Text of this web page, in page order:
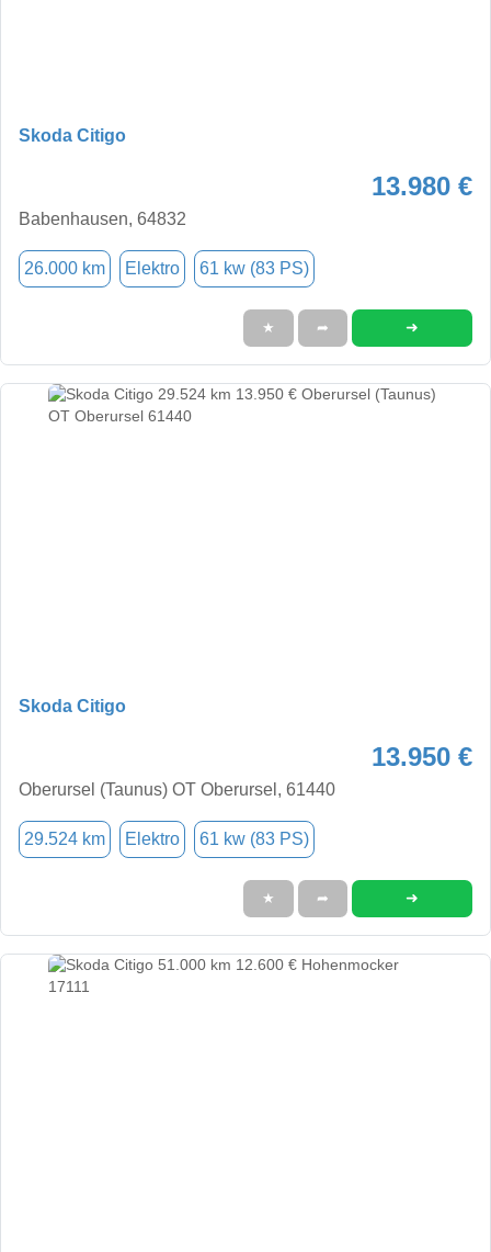
Skoda Citigo
13.980 €
Babenhausen, 64832
26.000 km Elektro 61 kw (83 PS)
★ ➦ ➜
Skoda Citigo
13.950 €
Oberursel (Taunus) OT Oberursel, 61440
29.524 km Elektro 61 kw (83 PS)
★ ➦ ➜